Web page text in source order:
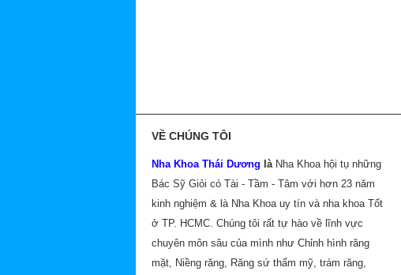
VỀ CHÚNG TÔI
Nha Khoa Thái Dương là Nha Khoa hội tụ những
Bác Sỹ Giỏi có Tài - Tầm - Tâm với hơn 23 năm
kinh nghiệm & là Nha Khoa uy tín và nha khoa Tốt
ở TP. HCMC. Chúng tôi rất tự hào về lĩnh vực
chuyên môn sâu của mình như Chỉnh hình răng
mặt, Niềng răng, Răng sứ thẩm mỹ, trám răng,